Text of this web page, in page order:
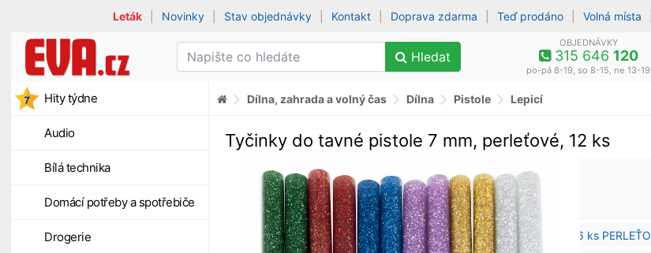
Leták Novinky Stav objednávky Kontakt Doprava zdarma Teď prodáno Volná místa
Hledat
OBJEDNÁVKY
315 646 120
po-pá 8-19, so 8-15, ne 13-19
Hity týdne
Audio
Bílá technika
Domácí potřeby a spotřebiče
Drogerie
Dílna, zahrada a volný čas Dílna Pistole Lepicí
Tyčinky do tavné pistole 7 mm, perleťové, 12 ks